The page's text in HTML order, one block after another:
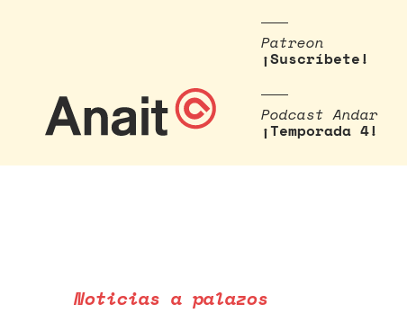
Patreon
¡Suscríbete!
Podcast Andar
¡Temporada 4!
Noticias a palazos